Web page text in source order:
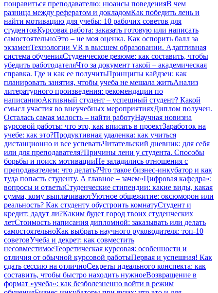
понравиться преподавателю: нюансы поведенияВ чем
разница между рефератом и докладомКак победить лень и
найти мотивацию для учебы: 10 рабочих советов для
студентовКурсовая работа: заказать готовую или написать
самостоятельноЭто – не моя оценка. Как оспорить балл за
экзаменТехнологии VR в высшем образовании. Адаптивная
система обученияСтуденческое резюме: как составить, чтобы
убедить работодателяЧто за документ такой – академическая
справка. Где и как ее получитьПринципы кайдзен: как
планировать занятия, чтобы учеба не мешала житьАнализ
литературного произведения: рекомендации по
написаниюАктивный студент – успешный студент? Какой
смысл участия во внеучебных мероприятияхДиплом получен.
Осталась самая малость – найти работуНаучная новизна
курсовой работы: что это, как вписать в проектЗаработок на
учебе: как это?Продуктивная удаленка: как учиться
дистанционно и все успеватьЧитательский дневник: для себя
или для преподавателя?Причины лени у студента. Способы
борьбы и поиск мотивацииНе заладились отношения с
преподавателем: что делать?Что такое бизнес-инкубатор и как
туда попасть студенту. А главное – зачем«Цифровая кафедра»:
вопросы и ответыСтуденческие стипендии: какие виды, какая
сумма, кому выплачиваютУютное общежитие: оксюморон или
реальность? Как студенту обустроить комнатуСтудент и
кредит: дадут ли?Каким будет город твоих студенческих
летСтоимость написания дипломной: заказывать или делать
самостоятельноКак выбрать научного руководителя: топ-10
советовУчеба и декрет: как совместить
несовместимоеТеоретическая курсовая: особенности и
отличия от обычной курсовой работыПервая и успешная! Как
сдать сессию на отличноСекреты идеального конспекта: как
составить, чтобы быстро находить нужноеВозвращение в
формат «учеба»: как безболезненно войти в режим